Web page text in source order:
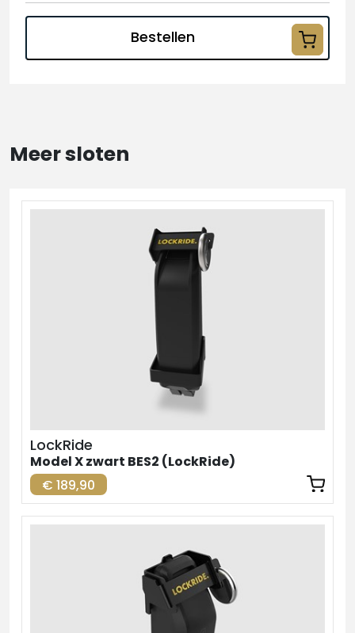
Bestellen
Meer sloten
LockRide
Model X zwart BES2 (LockRide)
€ 189,90